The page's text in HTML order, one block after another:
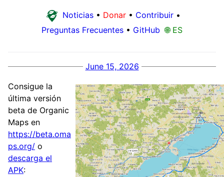
Noticias • Donar • Contribuir •
Preguntas Frecuentes • GitHub 🌐 ES
June 15, 2026
Consigue la
última versión
beta de Organic
Maps en
https://beta.oma
ps.org/ o
descarga el
APK: